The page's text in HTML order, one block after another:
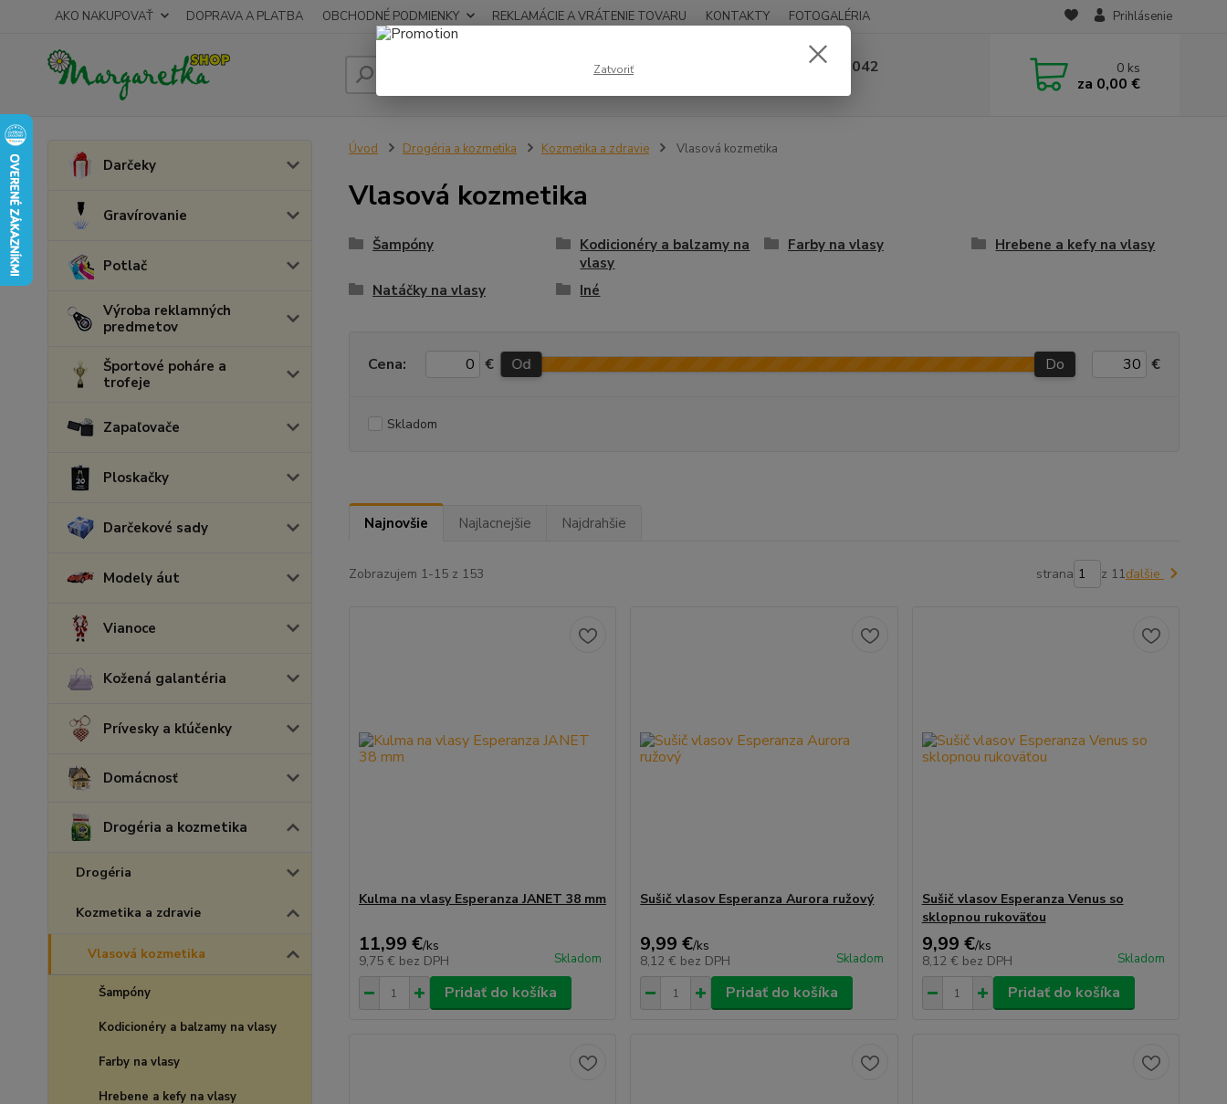
AKO NAKUPOVAŤ DOPRAVA A PLATBA OBCHODNÉ PODMIENKY REKLAMÁCIE A VRÁTENIE TOVARU KONTAKTY FOTOGALÉRIA Prihlásenie
Hľadať 0948 236 042 0 ks
za 0,00 €
Darčeky
Gravírovanie
Potlač
Výroba reklamných
predmetov
Športové poháre a
trofeje
Zapaľovače
Ploskačky
Darčekové sady
Modely áut
Vianoce
Kožená galantéria
Prívesky a kľúčenky
Domácnosť
Drogéria a kozmetika
Drogéria
Kozmetika a zdravie
Vlasová kozmetika
Šampóny
Kodicionéry a balzamy na vlasy
Farby na vlasy
Hrebene a kefy na vlasy
Úvod Drogéria a kozmetika Kozmetika a zdravie Vlasová kozmetika
Vlasová kozmetika
Šampóny
Kodicionéry a balzamy na
vlasy
Farby na vlasy Hrebene a kefy na vlasy
Natáčky na vlasy Iné
Cena: € Od Do €
Skladom
Najnovšie Najlacnejšie Najdrahšie
Zobrazujem 1-15 z 153 strana z 11ďalšie
Kulma na vlasy Esperanza JANET 38 mm
11,99 €/ks
9,75 € bez DPH Skladom
Pridať do košíka
Sušič vlasov Esperanza Aurora ružový
9,99 €/ks
8,12 € bez DPH Skladom
Pridať do košíka
Sušič vlasov Esperanza Venus so
sklopnou rukoväťou
9,99 €/ks
8,12 € bez DPH Skladom
Pridať do košíka
Zatvoriť